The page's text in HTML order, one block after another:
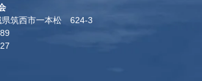
筑西市一本松 624-3